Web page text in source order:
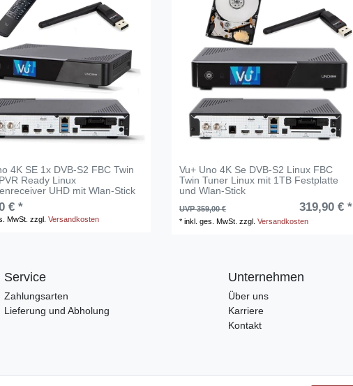
4K SE 1x DVB-S2 FBC Twin
Ready Linux
UHD mit Wlan-Stick
€ *
MwSt. zzgl.Versandkosten
Vu+ Uno 4K Se DVB-S2 Linux FBC
Twin Tuner Linux mit 1TB Festplatte
und Wlan-Stick
UVP 359,00 € 319,90 € *
*inkl. ges. MwSt. zzgl.Versandkosten
Service
Zahlungsarten
Lieferung und Abholung
Unternehmen
Über uns
Karriere
Kontakt